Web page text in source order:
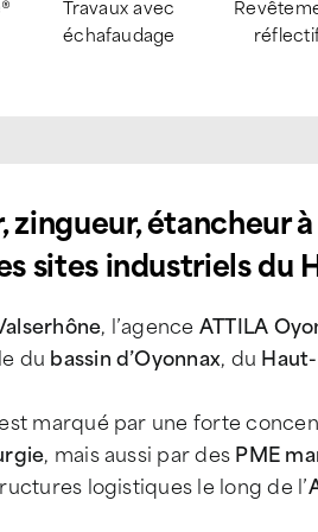
Recherche
d’infiltration
Chemin
zingueur, étancheur
sites industriels du
, l’agence ATTILA
du bassin d’Oyonnax, du
marqué par une forte
, mais aussi par desPME
logistiques le long de l’